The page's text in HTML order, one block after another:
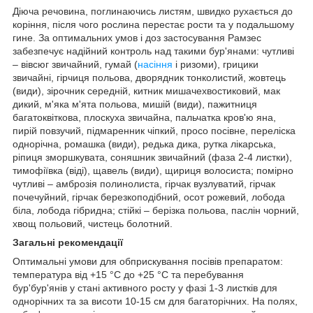
Діюча речовина, поглинаючись листям, швидко рухається до
коріння, після чого рослина перестає рости та у подальшому
гине. За оптимальних умов і доз застосування Рамзес
забезпечує надійний контроль над такими бур'янами: чутливі
– вівсюг звичайний, гумай (насіння і ризоми), грицики
звичайні, гірчиця польова, дворядник тонколистий, жовтець
(види), зірочник середній, китник мишачехвостиковий, мак
дикий, м'яка м'ята польова, мишій (види), пажитниця
багатоквіткова, плоскуха звичайна, пальчатка кров'ю яна,
пирій повзучий, підмаренник чіпкий, просо посівне, переліска
однорічна, ромашка (види), редька дика, рутка лікарська,
ріпиця зморшкувата, соняшник звичайний (фаза 2-4 листки),
тимофіївка (віді), щавель (види), щириця волосиста; помірно
чутливі – амброзія полинолиста, гірчак вузлуватий, гірчак
почечуйний, гірчак березкоподібний, осот рожевий, лобода
біла, лобода гібридна; стійкі – берізка польова, паслін чорний,
хвощ польовий, чистець болотний.
Загальні рекомендації
Оптимальні умови для обприскування посівів препаратом:
температура від +15 °С до +25 °С та перебування
бур'бур'янів у стані активного росту у фазі 1-3 листків для
однорічних та за висоти 10-15 см для багаторічних. На полях,